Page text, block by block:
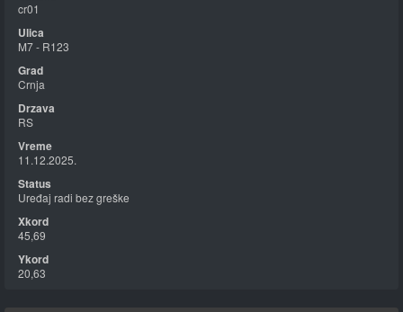
cr01
M7 - R123
Crnja
RS
11.12.2025.
Uređaj radi bez greške
45,69
20,63